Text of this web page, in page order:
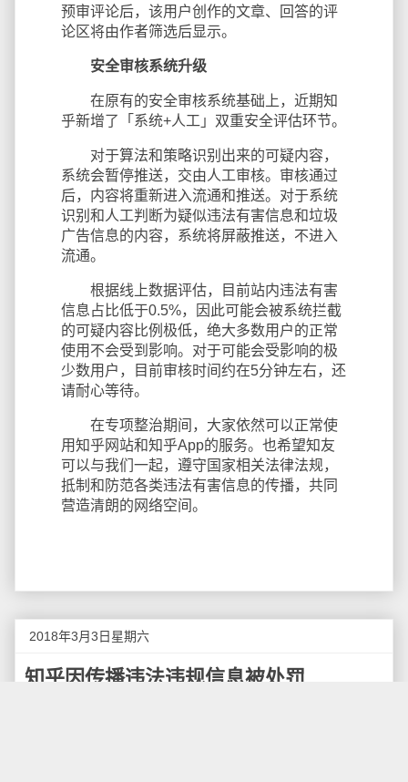
预审评论后，该用户创作的文章、回答的评
论区将由作者筛选后显示。
安全审核系统升级
在原有的安全审核系统基础上，近期知
乎新增了「系统+人工」双重安全评估环节。
对于算法和策略识别出来的可疑内容，
系统会暂停推送，交由人工审核。审核通过
后，内容将重新进入流通和推送。对于系统
识别和人工判断为疑似违法有害信息和垃圾
广告信息的内容，系统将屏蔽推送，不进入
流通。
根据线上数据评估，目前站内违法有害
信息占比低于0.5%，因此可能会被系统拦截
的可疑内容比例极低，绝大多数用户的正常
使用不会受到影响。对于可能会受影响的极
少数用户，目前审核时间约在5分钟左右，还
请耐心等待。
在专项整治期间，大家依然可以正常使
用知乎网站和知乎App的服务。也希望知友
可以与我们一起，遵守国家相关法律法规，
抵制和防范各类违法有害信息的传播，共同
营造清朗的网络空间。
2018年3月3日星期六
知乎因传播违法违规信息被处罚